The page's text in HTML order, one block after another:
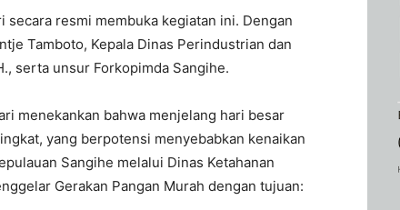
secara resmi membuka kegiatan ini. Dengan
Tamboto, Kepala Dinas Perindustrian dan
serta unsur Forkopimda Sangihe.
menekankan bahwa menjelang hari besar
yang berpotensi menyebabkan kenaikan
Sangihe melalui Dinas Ketahanan
Gerakan Pangan Murah dengan tujuan: